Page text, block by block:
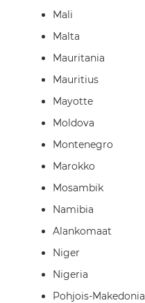
Mali
Malta
Mauritania
Mauritius
Mayotte
Moldova
Montenegro
Marokko
Mosambik
Namibia
Alankomaat
Niger
Nigeria
Pohjois-Makedonia